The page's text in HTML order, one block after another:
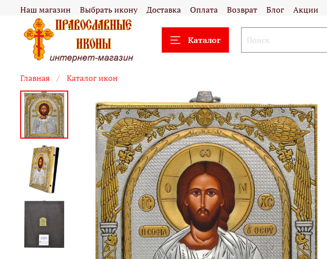
Наш магазин Выбрать икону Доставка Оплата Возврат Блог Акции
Каталог
Главная Каталог икон